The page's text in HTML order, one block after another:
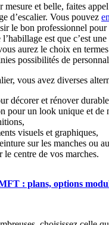
mesure et belle, faites
d’escalier. Vous pouvez
le bon professionnel pour
l’habillage est que c’est
aurez le choix en
possibilités de
vous avez diverses
décorer et rénover
pour un look unique et de
visuels et graphiques,
sur les manches ou
le centre de vos marches.
: plans, options